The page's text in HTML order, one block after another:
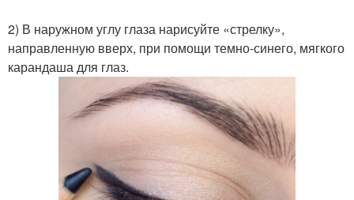
2) В наружном углу глаза нарисуйте «стрелку»,
направленную вверх, при помощи темно-синего, мягкого
карандаша для глаз.